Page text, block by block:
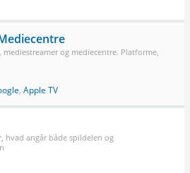
mediestreamer og mediecentre. Platforme,
, Apple TV
hvad angår både spildelen og